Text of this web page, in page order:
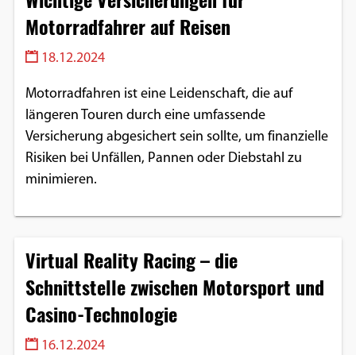
Motorradfahrer auf Reisen
18.12.2024
Motorradfahren ist eine Leidenschaft, die auf
längeren Touren durch eine umfassende
Versicherung abgesichert sein sollte, um finanzielle
Risiken bei Unfällen, Pannen oder Diebstahl zu
minimieren.
Virtual Reality Racing – die
Schnittstelle zwischen Motorsport und
Casino-Technologie
16.12.2024